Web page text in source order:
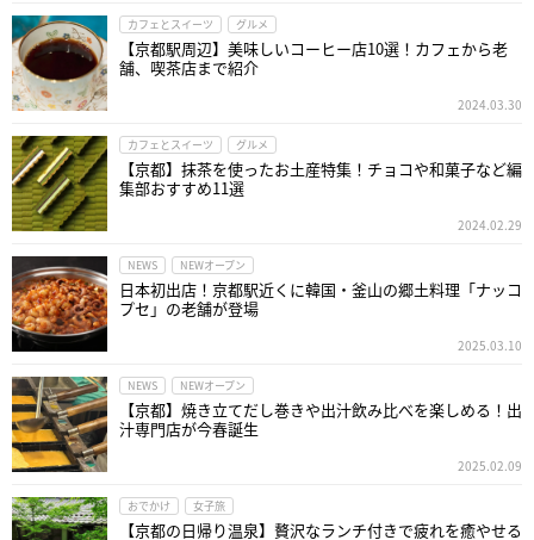
カフェとスイーツ グルメ
【京都駅周辺】美味しいコーヒー店10選！カフェから老
舗、喫茶店まで紹介
2024.03.30
カフェとスイーツ グルメ
【京都】抹茶を使ったお土産特集！チョコや和菓子など編
集部おすすめ11選
2024.02.29
NEWS NEWオープン
日本初出店！京都駅近くに韓国・釜山の郷土料理「ナッコ
プセ」の老舗が登場
2025.03.10
NEWS NEWオープン
【京都】焼き立てだし巻きや出汁飲み比べを楽しめる！出
汁専門店が今春誕生
2025.02.09
おでかけ 女子旅
【京都の日帰り温泉】贅沢なランチ付きで疲れを癒やせる